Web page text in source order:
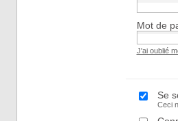
Mot de
J'ai oublié
Se
Ceci